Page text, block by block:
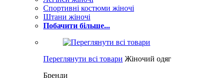
Спортивні костюми жіночі
Штани жіночі
Побачити більше...
Переглянути всі товари Жіночий одяг
Бренди